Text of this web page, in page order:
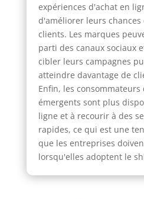
expériences d'achat en
d'améliorer leurs chances
clients. Les marques
parti des canaux sociaux
cibler leurs campagnes
atteindre davantage de
Enfin, les consommateurs
émergents sont plus
ligne et à recourir à des
rapides, ce qui est une
que les entreprises
lorsqu'elles adoptent le